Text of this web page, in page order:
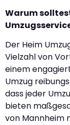
Warum
Der Heim
Vielzahl von
einem
Umzug
dass jeder
bieten
von Mannheim